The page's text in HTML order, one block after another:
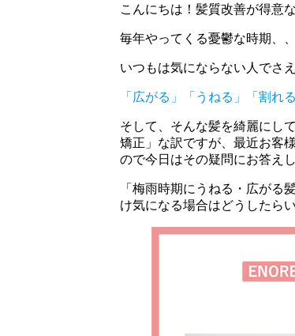
こんにちは！髪質改善が得意
毎年やってくる憂鬱な時期、
いつもは気にならない人でさ
「広がる」「うねる」「割れ
そして、そんな髪を綺麗にし
矯正」な訳ですが、最近お客
ので今日はその疑問にお答え
「梅雨時期にうねる・広がる
け気になる場合はどうしたら